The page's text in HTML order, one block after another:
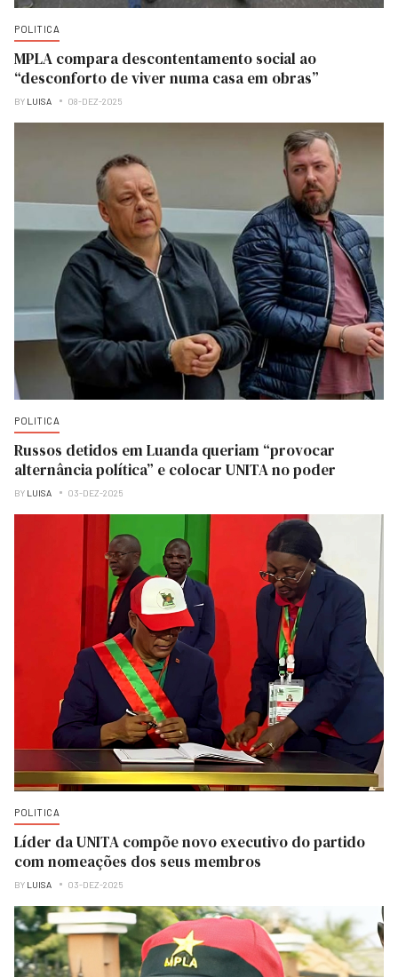
POLITICA
MPLA compara descontentamento social ao
“desconforto de viver numa casa em obras”
BY LUISA 08-DEZ-2025
POLITICA
Russos detidos em Luanda queriam “provocar
alternância política” e colocar UNITA no poder
BY LUISA 03-DEZ-2025
POLITICA
Líder da UNITA compõe novo executivo do partido
com nomeações dos seus membros
BY LUISA 03-DEZ-2025